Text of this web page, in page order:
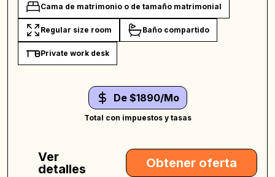
Cama de matrimonio o de tamaño matrimonial
Regular size room Baño compartido
Private work desk
De $1890/Mo
Total con impuestos y tasas
Ver
detalles
Obtener oferta